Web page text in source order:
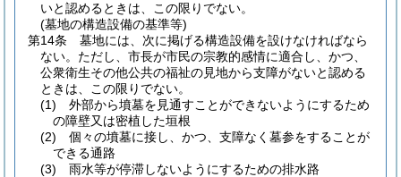
いと認めるときは、この限りでない。
(墓地の構造設備の基準等)
第14条
墓地には、次に掲げる構造設備を設けなければなら
ない。 ただし、市長が市民の宗教的感情に適合し、かつ、
公衆衛生その他公共の福祉の見地から支障がないと認める
ときは、この限りでない。
(1)
外部から墳墓を見通すことができないようにするため
の障壁又は密植した垣根
(2)
個々の墳墓に接し、かつ、支障なく墓参をすることが
できる通路
(3)
雨水等が停滞しないようにするための排水路